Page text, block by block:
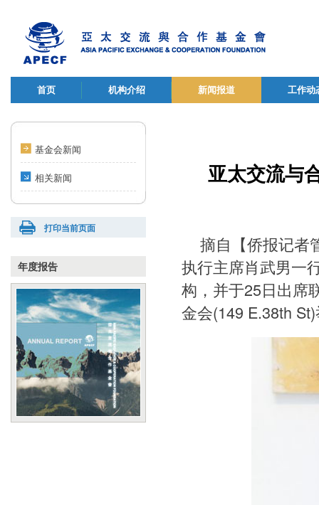
首页 机构介绍 新闻报道 工作动
基金会新闻
相关新闻
打印当前页面
年度报告
亚太交流与
摘自【侨报记者
执行主席肖武男一
构，并于25日出席
金会(149 E.38th